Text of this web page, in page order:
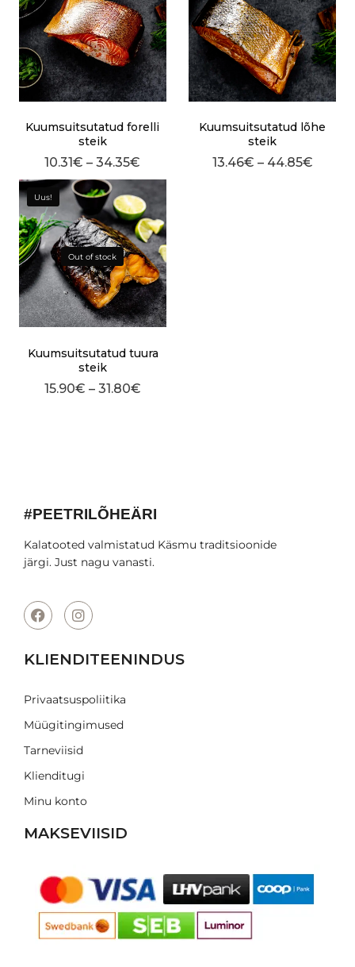
Kuumsuitsutatud forelli
steik
10.31€ – 34.35€
Kuumsuitsutatud lõhe
steik
13.46€ – 44.85€
Uus!
Out of stock
Kuumsuitsutatud tuura
steik
15.90€ – 31.80€
#PEETRILÕHEÄRI
Kalatooted valmistatud Käsmu traditsioonide
järgi. Just nagu vanasti.
KLIENDITEENINDUS
Privaatsuspoliitika
Müügitingimused
Tarneviisid
Klienditugi
Minu konto
MAKSEVIISID